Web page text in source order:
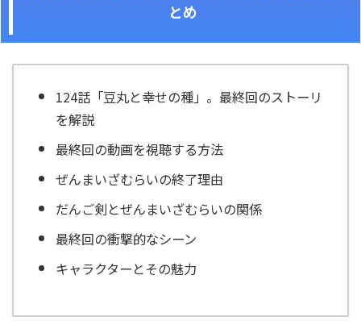
とめ
124話「豆丸と幸せの種」。最終回のストーリ
を解説
最終回の動画を視聴する方法
ぜんまいざむらいの終了理由
だんご剣とぜんまいざむらいの関係
最終回の衝撃的なシーン
キャラクターとその魅力